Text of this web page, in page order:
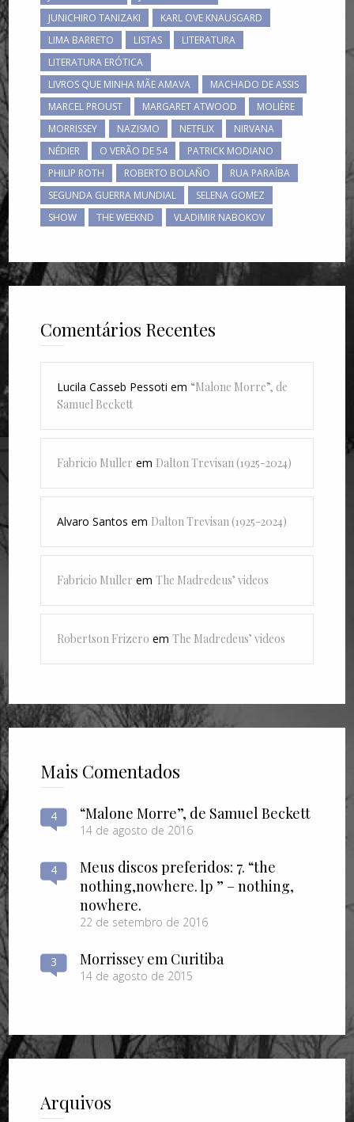
JUNICHIRO TANIZAKI
KARL OVE KNAUSGARD
LIMA BARRETO
LISTAS
LITERATURA
LITERATURA ERÓTICA
LIVROS QUE MINHA MÃE AMAVA
MACHADO DE ASSIS
MARCEL PROUST
MARGARET ATWOOD
MOLIÈRE
MORRISSEY
NAZISMO NETFLIX
NIRVANA
NÉDIER
O VERÃO DE 54
PATRICK MODIANO
PHILIP ROTH
ROBERTO BOLAÑO
RUA PARAÍBA
SEGUNDA GUERRA MUNDIAL
SELENA GOMEZ
SHOW
THE WEEKND VLADIMIR NABOKOV
Comentários Recentes
Lucila Casseb Pessoti em “Malone Morre”, de
Samuel Beckett
Fabricio Muller em Dalton Trevisan (1925-2024)
Alvaro Santos em Dalton Trevisan (1925-2024)
Fabricio Muller emThe Madredeus’ videos
Robertson Frizero emThe Madredeus’ videos
Mais Comentados
4 “Malone Morre”, de Samuel Beckett
14 de agosto de 2016
4
Meus discos preferidos: 7. “the
nothing​,​nowhere. lp ” – nothing​,​
nowhere.
22 de setembro de 2016
3 Morrissey em Curitiba
14 de agosto de 2015
Arquivos